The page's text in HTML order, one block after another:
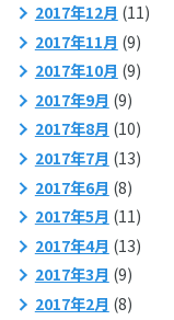
2017年12月 (11)
2017年11月 (9)
2017年10月 (9)
2017年9月 (9)
2017年8月 (10)
2017年7月 (13)
2017年6月 (8)
2017年5月 (11)
2017年4月 (13)
2017年3月 (9)
2017年2月 (8)